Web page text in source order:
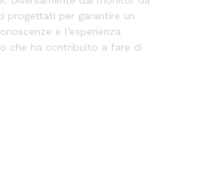
progettati per garantire un
e l’esperienza
che ha contribuito a fare di